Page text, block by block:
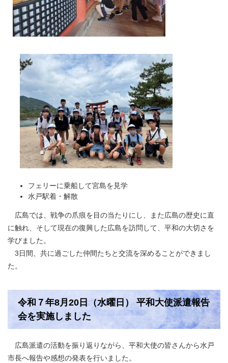
フェリーに乗船して宮島を見学
水戸駅着・解散
広島では、戦争の爪痕を目の当たりにし、また広島の歴史に直
に触れ、そして現在の復興した広島を訪問して、平和の大切さを
学びました。
3日間、共に過ごした仲間たちと交流を深めることができまし
た。
令和７年8月20日（水曜日） 平和大使派遣報告
会を実施しました
広島派遣の活動を振り返りながら、平和大使の皆さんから水戸
市長へ報告や感想の発表を行いました。